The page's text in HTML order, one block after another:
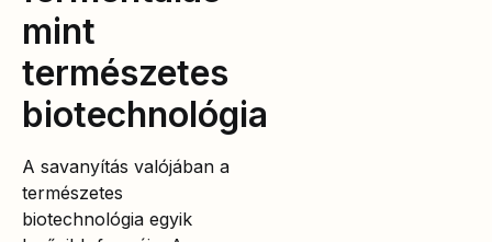
mint
természetes
biotechnológia
A savanyítás valójában a
természetes
biotechnológia egyik